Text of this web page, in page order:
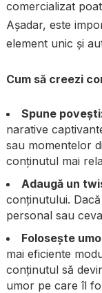
comercializat
Așadar, este
element unic și
Cum să creezi
Spune
narative
sau momentelor
conținutul mai
Adaugă un
conținutului.
personal sau
Folosește
mai eficiente
conținutul să
umor pe care îl